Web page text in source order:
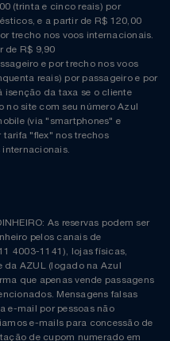
(trinta e cinco reais) por
e a partir de R$ 120,00
trecho nos voos internacionais.
de R$ 9,90
e por trecho nos voos
reais) por passageiro e por
isenção da taxa se o cliente
site com seu número Azul
(via "smartphones" e
"flex" nos trechos
As reservas podem ser
pelos canais de
4003-1141), lojas físicas,
da AZUL (logado na Azul
que apenas vende passagens
Mensagens falsas
e-mail por pessoas não
e-mails para concessão de
de cupom numerado em